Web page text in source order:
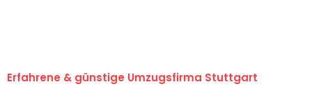
Erfahrene & günstige Umzugsfirma Stuttgart